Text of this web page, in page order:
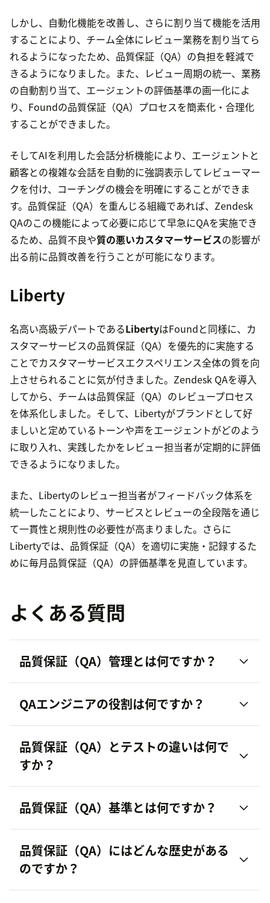
しかし、自動化機能を改善し、さらに割り当て機能を活用
することにより、チーム全体にレビュー業務を割り当てら
れるようになったため、品質保証（QA）の負担を軽減で
きるようになりました。また、レビュー周期の統一、業務
の自動割り当て、エージェントの評価基準の画一化によ
り、Foundの品質保証（QA）プロセスを簡素化・合理化
することができました。
そしてAIを利用した会話分析機能により、エージェントと
顧客との複雑な会話を自動的に強調表示してレビューマー
クを付け、コーチングの機会を明確にすることができま
す。品質保証（QA）を重んじる組織であれば、Zendesk
QAのこの機能によって必要に応じて早急にQAを実施でき
るため、品質不良や質の悪いカスタマーサービスの影響が
出る前に品質改善を行うことが可能になります。
Liberty
名高い高級デパートであるLibertyはFoundと同様に、カ
スタマーサービスの品質保証（QA）を優先的に実施する
ことでカスタマーサービスエクスペリエンス全体の質を向
上させられることに気が付きました。Zendesk QAを導入
してから、チームは品質保証（QA）のレビュープロセス
を体系化しました。そして、Libertyがブランドとして好
ましいと定めているトーンや声をエージェントがどのよう
に取り入れ、実践したかをレビュー担当者が定期的に評価
できるようになりました。
また、Libertyのレビュー担当者がフィードバック体系を
統一したことにより、サービスとレビューの全段階を通じ
て一貫性と規則性の必要性が高まりました。さらに
Libertyでは、品質保証（QA）を適切に実施・記録するた
めに毎月品質保証（QA）の評価基準を見直しています。
よくある質問
品質保証（QA）管理とは何ですか？
QAエンジニアの役割は何ですか？
品質保証（QA）とテストの違いは何で
すか？
品質保証（QA）基準とは何ですか？
品質保証（QA）にはどんな歴史がある
のですか？